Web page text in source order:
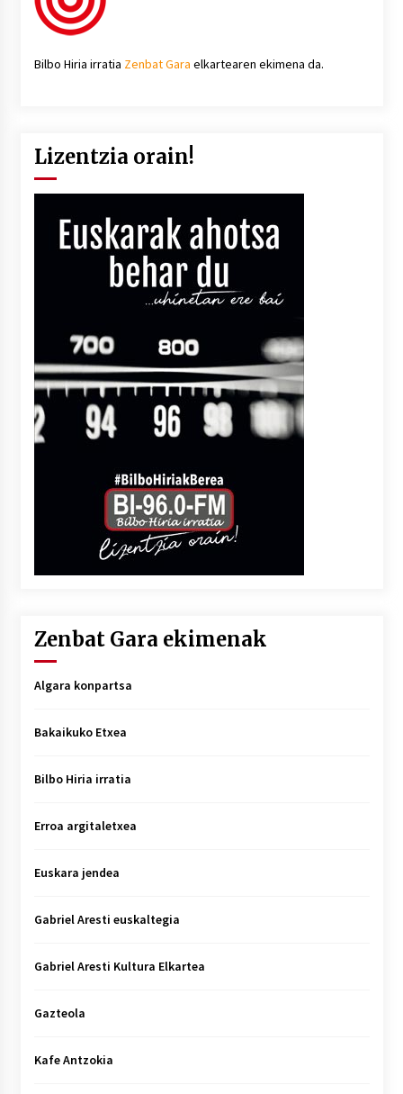
Bilbo Hiria irratia Zenbat Gara elkartearen ekimena da.
Lizentzia orain!
Zenbat Gara ekimenak
Algara konpartsa
Bakaikuko Etxea
Bilbo Hiria irratia
Erroa argitaletxea
Euskara jendea
Gabriel Aresti euskaltegia
Gabriel Aresti Kultura Elkartea
Gazteola
Kafe Antzokia